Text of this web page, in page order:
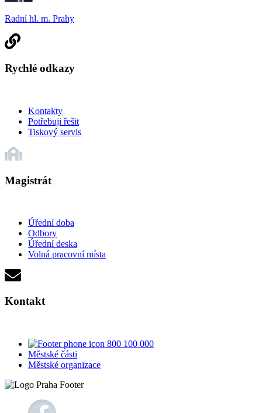
Radní hl. m. Prahy
Rychlé odkazy
Kontakty
Potřebuji řešit
Tiskový servis
Magistrát
Úřední doba
Odbory
Úřední deska
Volná pracovní místa
Kontakt
800 100 000
Městské části
Městské organizace